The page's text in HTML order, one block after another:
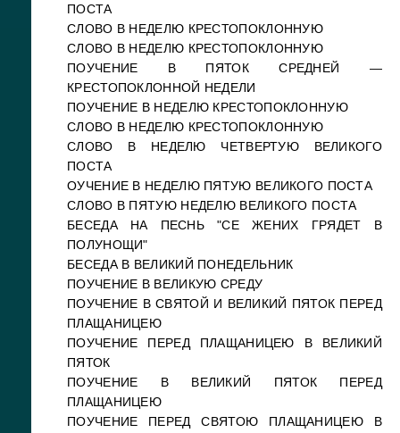
ПОСТА
СЛОВО В НЕДЕЛЮ КРЕСТОПОКЛОННУЮ
СЛОВО В НЕДЕЛЮ КРЕСТОПОКЛОННУЮ
ПОУЧЕНИЕ В ПЯТОК СРЕДНЕЙ —
КРЕСТОПОКЛОННОЙ НЕДЕЛИ
ПОУЧЕНИЕ В НЕДЕЛЮ КРЕСТОПОКЛОННУЮ
СЛОВО В НЕДЕЛЮ КРЕСТОПОКЛОННУЮ
СЛОВО В НЕДЕЛЮ ЧЕТВЕРТУЮ ВЕЛИКОГО
ПОСТА
ОУЧЕНИЕ В НЕДЕЛЮ ПЯТУЮ ВЕЛИКОГО ПОСТА
СЛОВО В ПЯТУЮ НЕДЕЛЮ ВЕЛИКОГО ПОСТА
БЕСЕДА НА ПЕСНЬ "СЕ ЖЕНИХ ГРЯДЕТ В
ПОЛУНОЩИ"
БЕСЕДА В ВЕЛИКИЙ ПОНЕДЕЛЬНИК
ПОУЧЕНИЕ В ВЕЛИКУЮ СРЕДУ
ПОУЧЕНИЕ В СВЯТОЙ И ВЕЛИКИЙ ПЯТОК ПЕРЕД
ПЛАЩАНИЦЕЮ
ПОУЧЕНИЕ ПЕРЕД ПЛАЩАНИЦЕЮ В ВЕЛИКИЙ
ПЯТОК
ПОУЧЕНИЕ В ВЕЛИКИЙ ПЯТОК ПЕРЕД
ПЛАЩАНИЦЕЮ
ПОУЧЕНИЕ ПЕРЕД СВЯТОЮ ПЛАЩАНИЦЕЮ В